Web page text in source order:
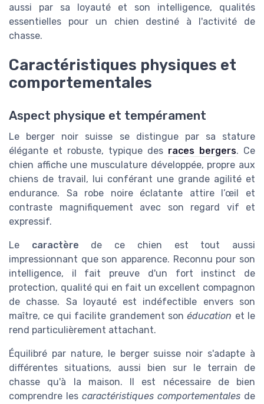
aussi par sa loyauté et son intelligence, qualités
essentielles pour un chien destiné à l'activité de
chasse.
Caractéristiques physiques et
comportementales
Aspect physique et tempérament
Le berger noir suisse se distingue par sa stature
élégante et robuste, typique des races bergers. Ce
chien affiche une musculature développée, propre aux
chiens de travail, lui conférant une grande agilité et
endurance. Sa robe noire éclatante attire l’œil et
contraste magnifiquement avec son regard vif et
expressif.
Le caractère de ce chien est tout aussi
impressionnant que son apparence. Reconnu pour son
intelligence, il fait preuve d'un fort instinct de
protection, qualité qui en fait un excellent compagnon
de chasse. Sa loyauté est indéfectible envers son
maître, ce qui facilite grandement sonéducation et le
rend particulièrement attachant.
Équilibré par nature, le berger suisse noir s'adapte à
différentes situations, aussi bien sur le terrain de
chasse qu'à la maison. Il est nécessaire de bien
comprendre les caractéristiques comportementales de